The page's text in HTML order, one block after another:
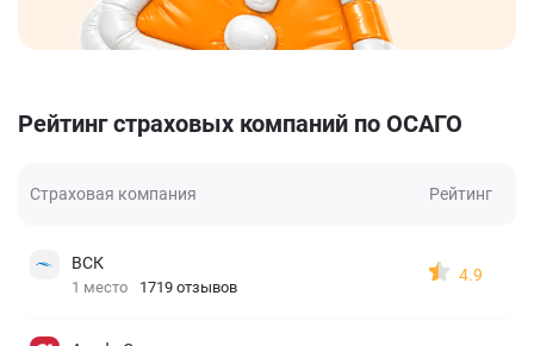
Рейтинг страховых компаний по ОСАГО
Страховая компания Рейтинг
ВСК
1 место 1719 отзывов
4.9